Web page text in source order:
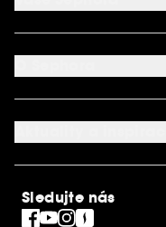
Kontaktujte nás
Mapa stránky
Můj účet
Aplikace SEPHORA
Nastavení souborů
O společnosti Sephora
Kariéra
SEPHORiA
Blog Sephora
Singles´ Day
Sledujte nás